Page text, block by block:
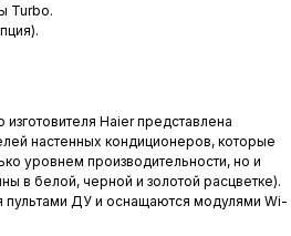
Turbo.
Haier представлена
настенных кондиционеров, которые
уровнем производительности, но и
в белой, черной и золотой расцветке).
ДУ и оснащаются модулями Wi-